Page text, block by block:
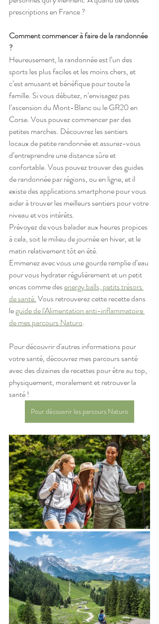
prescriptions en France ?
Comment commencer à faire de la randonnée
?
Heureusement, la randonnée est l’un des
sports les plus faciles et les moins chers, et
c’est amusant et bénéfique pour toute la
famille. Si vous débutez, n’envisagez pas
l’ascension du Mont-Blanc ou le GR20 en
Corse. Vous pouvez commencer par des
petites marches. Découvrez les sentiers
locaux de petite randonnée et assurez-vous
d’entreprendre une distance sûre et
confortable. Vous pouvez trouver des guides
de randonnée par régions, ou en ligne, et il
existe des applications smartphone pour vous
aider à trouver les meilleurs sentiers pour votre
niveau et vos intérêts.
Prévoyez de vous balader aux heures propices
à cela, soit le milieu de journée en hiver, et le
matin relativement tôt en été.
Emmenez avec vous une gourde remplie d’eau
pour vous hydrater régulièrement et un petit
encas comme des energy balls, petits trésors
de santé. Vous retrouverez cette recette dans
le guide de l'Alimentation anti-inflammatoire
de mes parcours Naturo.
Pour découvrir d'autres informations pour
votre santé, découvrez mes parcours santé
avec des dizaines de recettes pour être au top,
physiquement, moralement et retrouver la
santé !
Pour découvrir les parcours Naturo